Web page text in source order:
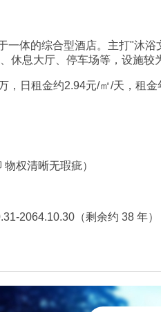
体的综合型酒店。主打"沐
休息大厅、停车场等，设施较
日租金约2.94元/㎡/天，租
权清晰无瑕疵）
2064.10.30（剩余约 38 年）